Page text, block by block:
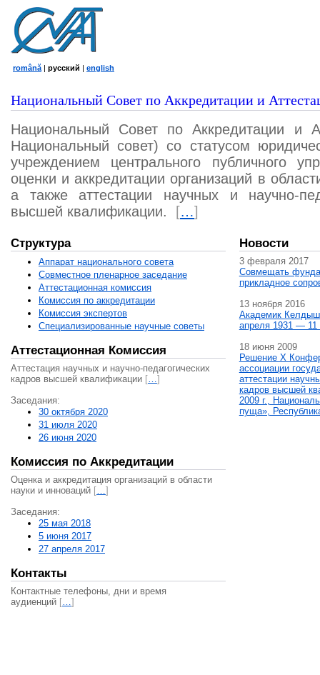
română | русский | english
Национальный Совет по Аккредитации и
Национальный Совет по Аккредитации и
Национальный совет) со статусом
учреждением центрального публичного
оценки и аккредитации организаций в
а также аттестации научных и научно-
высшей квалификации.
[…]
Структура
Аппарат национального совета
Совместное пленарное заседание
Аттестационная комисcия
Комиссия по аккредитации
Комиссия экспертов
Специализированные научные советы
Аттестационная Комиссия
Аттестация научных и научно-педагогических
кадров высшей квалификации […]
Заседания:
30 октября 2020
31 июля 2020
26 июня 2020
Комиссия по Аккредитации
Оценка и аккредитация организаций в области
науки и инноваций […]
Заседания:
25 мая 2018
5 июня 2017
27 апреля 2017
Контакты
Контактные телефоны, дни и время
аудиенций […]
Новости
3 февраля 2017
Совмещать
прикладное
13 ноября 2016
Академик
апреля 1931 — 11
18 июня 2009
Решение X
ассоциации
аттестации
кадров высшей
2009 г.,
пуща»,